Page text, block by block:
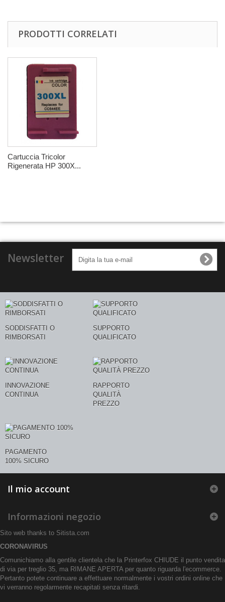
PRODOTTI CORRELATI
Cartuccia Tricolor
Rigenerata HP 300X...
Newsletter
SODDISFATTI O
RIMBORSATI
SUPPORTO
QUALIFICATO
INNOVAZIONE
CONTINUA
RAPPORTO
QUALITÀ
PREZZO
PAGAMENTO
100% SICURO
Il mio account
Informazioni negozio
Sito web thanks to Sitista.com
CORONAVIRUS
Comunichiamo alla gentile clientela che la Printerfox CHIUDE il punto vendita
di via per treglio 35, ma RIMANE APERTA per quanto riguarda l'ecommerce.
Pertanto potete continuare a effettuare normalmente i vostri ordini online che
vi verranno regolarmente recapitati senza ritardi.